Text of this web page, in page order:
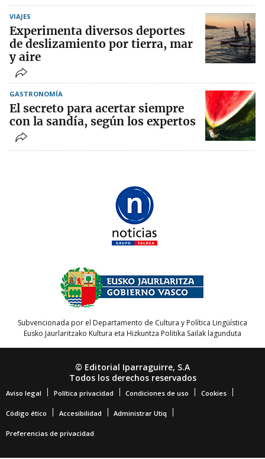
VIAJES
Experimenta diversos deportes
de deslizamiento por tierra, mar
y aire
GASTRONOMÍA
El secreto para acertar siempre
con la sandía, según los expertos
Subvencionada por el Departamento de Cultura y Política Lingüística
Eusko Jaurlaritzako Kultura eta Hizkuntza Politika Sailak lagunduta
© Editorial Iparraguirre, S.A
Todos los derechos reservados
Aviso legal Política privacidad Condiciones de uso Cookies
Código ético Accesibilidad Administrar Utiq
Preferencias de privacidad